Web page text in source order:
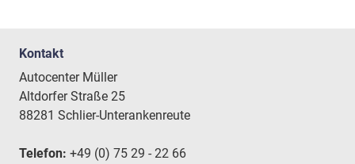
Kontakt
Autocenter Müller
Altdorfer Straße 25
88281 Schlier-Unterankenreute
Telefon: +49 (0) 75 29 - 22 66